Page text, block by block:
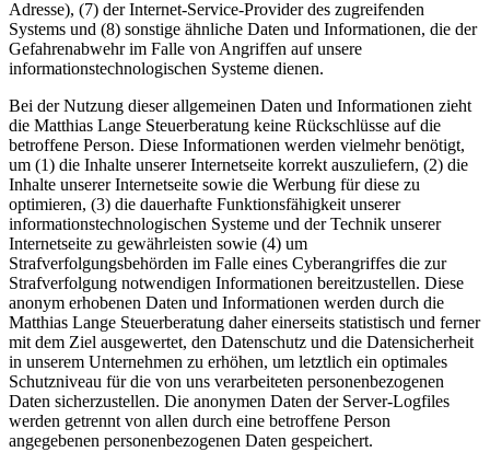
Adresse), (7) der Internet-Service-Provider des zugreifenden
Systems und (8) sonstige ähnliche Daten und Informationen, die der
Gefahrenabwehr im Falle von Angriffen auf unsere
informationstechnologischen Systeme dienen.
Bei der Nutzung dieser allgemeinen Daten und Informationen zieht
die Matthias Lange Steuerberatung keine Rückschlüsse auf die
betroffene Person. Diese Informationen werden vielmehr benötigt,
um (1) die Inhalte unserer Internetseite korrekt auszuliefern, (2) die
Inhalte unserer Internetseite sowie die Werbung für diese zu
optimieren, (3) die dauerhafte Funktionsfähigkeit unserer
informationstechnologischen Systeme und der Technik unserer
Internetseite zu gewährleisten sowie (4) um
Strafverfolgungsbehörden im Falle eines Cyberangriffes die zur
Strafverfolgung notwendigen Informationen bereitzustellen. Diese
anonym erhobenen Daten und Informationen werden durch die
Matthias Lange Steuerberatung daher einerseits statistisch und ferner
mit dem Ziel ausgewertet, den Datenschutz und die Datensicherheit
in unserem Unternehmen zu erhöhen, um letztlich ein optimales
Schutzniveau für die von uns verarbeiteten personenbezogenen
Daten sicherzustellen. Die anonymen Daten der Server-Logfiles
werden getrennt von allen durch eine betroffene Person
angegebenen personenbezogenen Daten gespeichert.